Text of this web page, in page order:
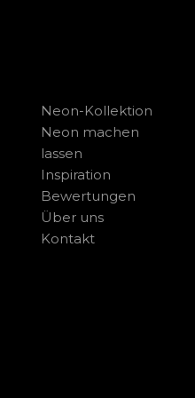
Neon-Kollektion
Neon machen
lassen
Inspiration
Bewertungen
Über uns
Kontakt